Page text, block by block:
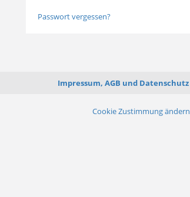
Passwort vergessen?
Impressum, AGB und Datenschutz
Cookie Zustimmung ändern